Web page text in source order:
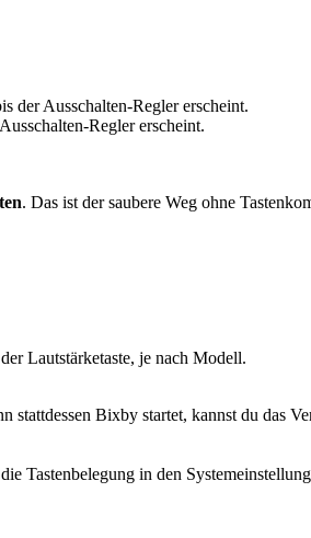
der Ausschalten-Regler erscheint.
Regler erscheint.
. Das ist der saubere Weg ohne
Lautstärketaste, je nach Modell.
Bixby startet, kannst du das
Tastenbelegung in den